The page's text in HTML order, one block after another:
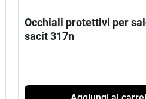
Occhiali protettivi per
sacit 317n